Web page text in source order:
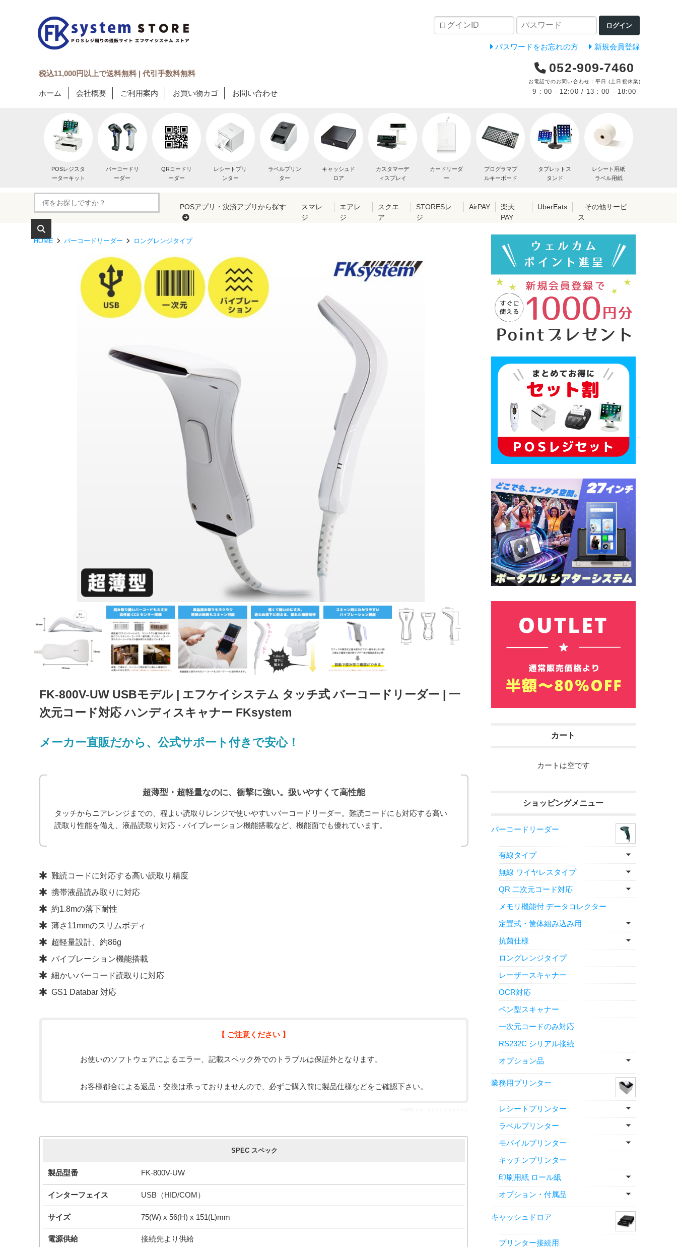
ログイン
パスワードをお忘れの方 新規会員登録
税込11,000円以上で送料無料 | 代引手数料無料
ホーム 会社概要 ご利用案内 お買い物カゴ お問い合わせ
052-909-7460
お電話でのお問い合わせ：平日 (土日祝休業)
9：00 - 12:00 / 13：00 - 18:00
POSレジスタ
ーターキット
バーコードリ
ーダー
QRコードリ
ーダー
レシートプリ
ンター
ラベルプリン
ター
キャッシュド
ロア
カスタマーデ
ィスプレイ
カードリーダ
ー
プログラマブ
ルキーボード
タブレットス
タンド
レシート用紙
ラベル用紙
POSアプリ・決済アプリから探す
スマレ
ジ
エアレ
ジ
スクエ
ア
STORESレ
ジ
AirPAY
楽天
PAY
UberEats
…その他サービ
ス
HOME バーコードリーダー ロングレンジタイプ
FK-800V-UW USBモデル | エフケイシステム タッチ式 バーコードリーダー | 一
次元コード対応 ハンディスキャナー FKsystem
メーカー直販だから、公式サポート付きで安心！
超薄型・超軽量なのに、衝撃に強い。扱いやすくて高性能
タッチからニアレンジまでの、程よい読取りレンジで使いやすいバーコードリーダー。難読コードにも対応する高い
読取り性能を備え、液晶読取り対応・バイブレーション機能搭載など、機能面でも優れています。
製品の注目ポイント
難読コードに対応する高い読取り精度
携帯液晶読み取りに対応
約1.8mの落下耐性
薄さ11mmのスリムボディ
超軽量設計、約86g
バイブレーション機能搭載
細かいバーコード読取りに対応
GS1 Databar 対応
【 ご注意ください 】
お使いのソフトウェアによるエラー、記載スペック外でのトラブルは保証外となります。
お客様都合による返品・交換は承っておりませんので、必ずご購入前に製品仕様などをご確認下さい。
SPEC スペック
製品型番 FK-800V-UW
インターフェイス USB（HID/COM）
サイズ 75(W) x 56(H) x 151(L)mm
電源供給 接続先より供給
カート
カートは空です
ショッピングメニュー
バーコードリーダー
有線タイプ
無線 ワイヤレスタイプ
QR 二次元コード対応
メモリ機能付 データコレクター
定置式・筐体組み込み用
抗菌仕様
ロングレンジタイプ
レーザースキャナー
OCR対応
ペン型スキャナー
一次元コードのみ対応
RS232C シリアル接続
オプション品
業務用プリンター
レシートプリンター
ラベルプリンター
モバイルプリンター
キッチンプリンター
印刷用紙 ロール紙
オプション・付属品
キャッシュドロア
プリンター接続用